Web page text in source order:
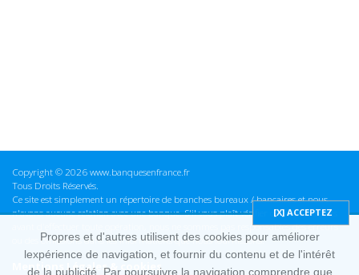
Copyright © 2026 www.banquesenfrance.fr
Tous Droits Réservés.
Ce site est simplement un répertoire de branches bureaux / bancaires et nous
n'avons aucune relation avec une banque. S'il vous plaît vérifier ces informations
avant d'effectuer toute opération, nous ne sommes pas responsables des erreurs
ou des omissions dans les informations que nous fournissons.
Mentions Légales & cookies
Propres et d'autres utilisent des cookies pour améliorer
lexpérience de navigation, et fournir du contenu et de l'intérêt
de la publicité. Par poursuivre la navigation comprendre que